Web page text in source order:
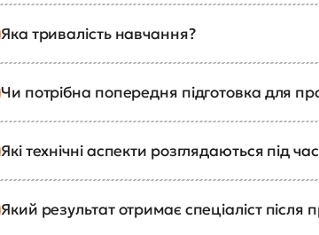
Яка тривалість навчання?
Чи потрібна попередня підготовка для
Які технічні аспекти розглядаються під
Який результат отримає спеціаліст